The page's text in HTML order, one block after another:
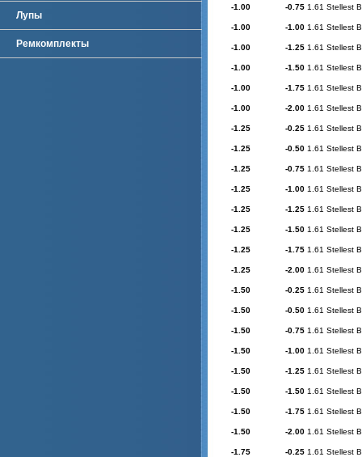
Лупы
Ремкомплекты
-1.00 -0.75 1.61 Stellest
-1.00 -1.00 1.61 Stellest
-1.00 -1.25 1.61 Stellest
-1.00 -1.50 1.61 Stellest
-1.00 -1.75 1.61 Stellest
-1.00 -2.00 1.61 Stellest
-1.25 -0.25 1.61 Stellest
-1.25 -0.50 1.61 Stellest
-1.25 -0.75 1.61 Stellest
-1.25 -1.00 1.61 Stellest
-1.25 -1.25 1.61 Stellest
-1.25 -1.50 1.61 Stellest
-1.25 -1.75 1.61 Stellest
-1.25 -2.00 1.61 Stellest
-1.50 -0.25 1.61 Stellest
-1.50 -0.50 1.61 Stellest
-1.50 -0.75 1.61 Stellest
-1.50 -1.00 1.61 Stellest
-1.50 -1.25 1.61 Stellest
-1.50 -1.50 1.61 Stellest
-1.50 -1.75 1.61 Stellest
-1.50 -2.00 1.61 Stellest
-1.75 -0.25 1.61 Stellest